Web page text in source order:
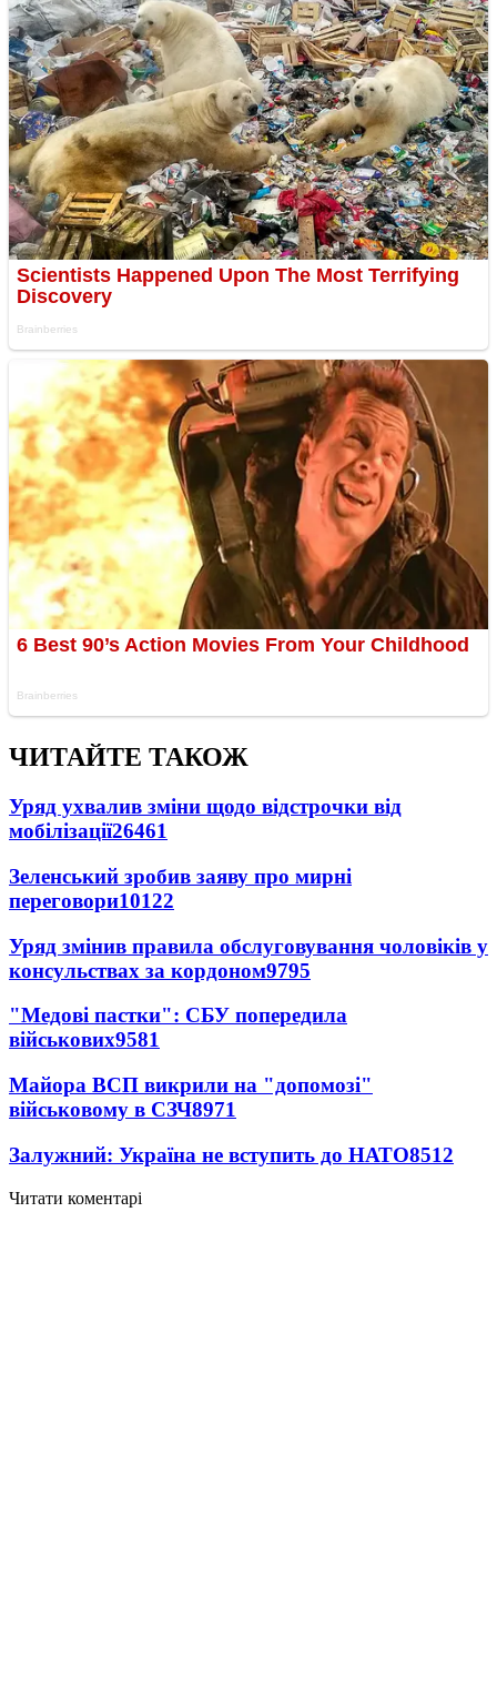
ЧИТАЙТЕ ТАКОЖ
Уряд ухвалив зміни щодо відстрочки від
мобілізації26461
Зеленський зробив заяву про мирні
переговори10122
Уряд змінив правила обслуговування чоловіків у
консульствах за кордоном9795
"Медові пастки": СБУ попередила
військових9581
Майора ВСП викрили на "допомозі"
військовому в СЗЧ8971
Залужний: Україна не вступить до НАТО8512
Читати коментарі